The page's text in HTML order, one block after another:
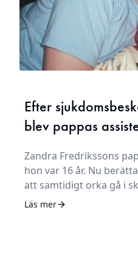
Efter
blev pappas
Zandra Fredrikssons
hon var 16 år. Nu
att samtidigt orka gå i skolan. –
flöt på som vanligt
Läs mer